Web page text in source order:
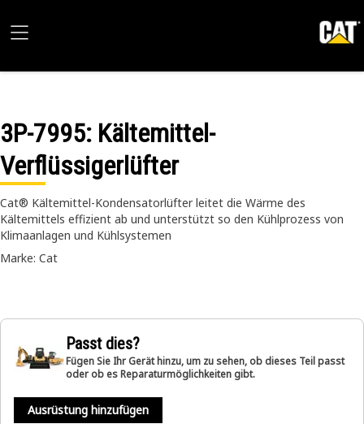
3P-7995: Kältemittel-
Verflüssigerlüfter
Cat® Kältemittel-Kondensatorlüfter leitet die Wärme des
Kältemittels effizient ab und unterstützt so den Kühlprozess von
Klimaanlagen und Kühlsystemen
Marke: Cat
Passt dies?
Fügen Sie Ihr Gerät hinzu, um zu sehen, ob dieses Teil passt
oder ob es Reparaturmöglichkeiten gibt.
Ausrüstung hinzufügen